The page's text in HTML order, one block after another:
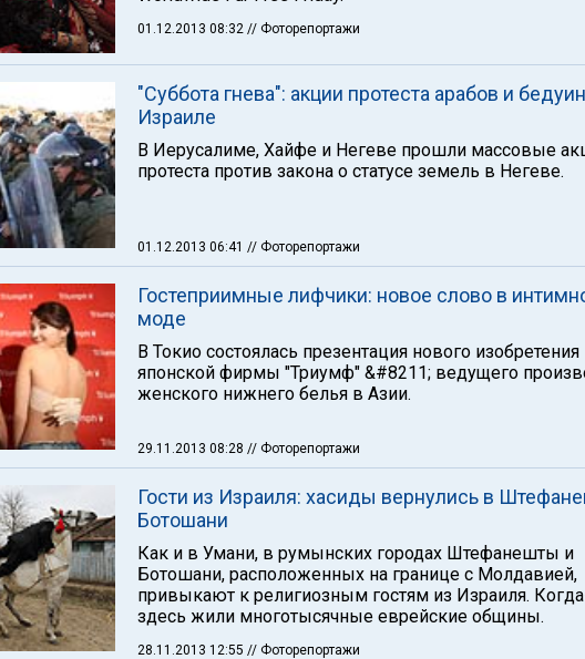
01.12.2013 08:32 // Фоторепортажи
"Суббота гнева": акции протеста арабов и
Израиле
В Иерусалиме, Хайфе и Негеве прошли массовые
протеста против закона о статусе земель в Негеве.
01.12.2013 06:41 // Фоторепортажи
Гостеприимные лифчики: новое слово в
моде
В Токио состоялась презентация нового изобретения
японской фирмы "Триумф" &#8211; ведущего
женского нижнего белья в Азии.
29.11.2013 08:28 // Фоторепортажи
Гости из Израиля: хасиды вернулись в
Ботошани
Как и в Умани, в румынских городах Штефанешты и
Ботошани, расположенных на границе с Молдавией,
привыкают к религиозным гостям из Израиля.
здесь жили многотысячные еврейские общины.
28.11.2013 12:55 // Фоторепортажи